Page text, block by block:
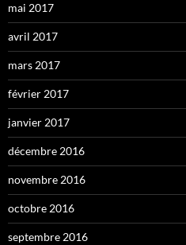
mai 2017
avril 2017
mars 2017
février 2017
janvier 2017
décembre 2016
novembre 2016
octobre 2016
septembre 2016